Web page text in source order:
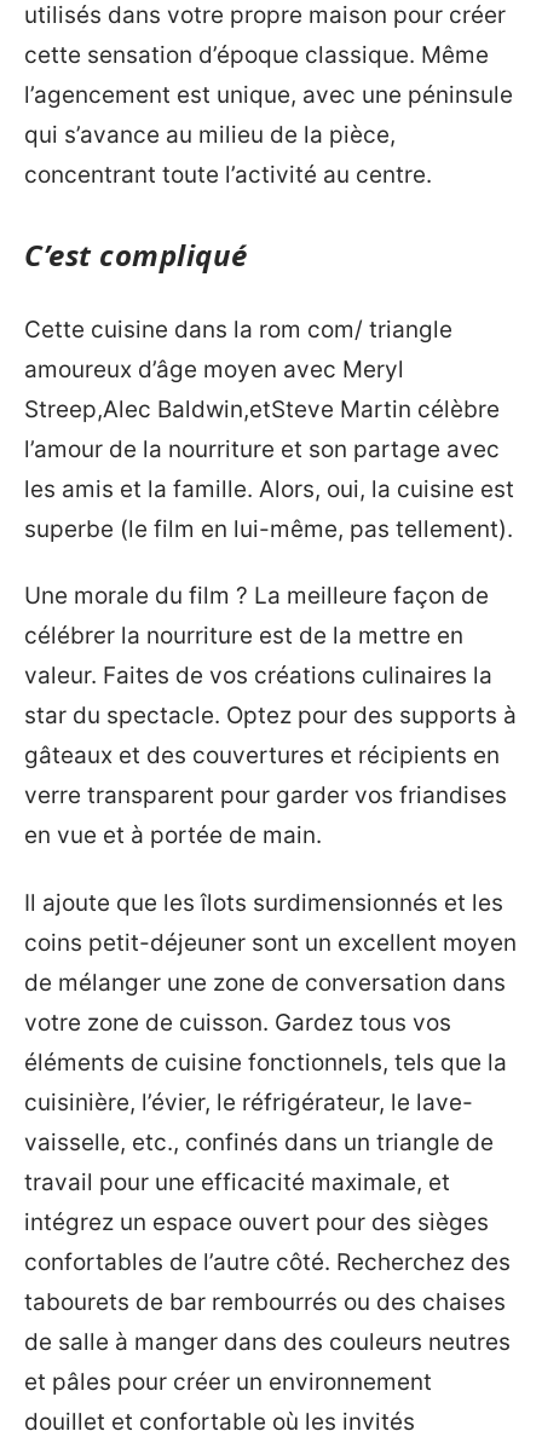
utilisés dans votre propre maison pour créer
cette sensation d’époque classique. Même
l’agencement est unique, avec une péninsule
qui s’avance au milieu de la pièce,
concentrant toute l’activité au centre.
C’est compliqué
Cette cuisine dans la rom com/ triangle
amoureux d’âge moyen avec Meryl
Streep,Alec Baldwin,etSteve Martin célèbre
l’amour de la nourriture et son partage avec
les amis et la famille. Alors, oui, la cuisine est
superbe (le film en lui-même, pas tellement).
Une morale du film ? La meilleure façon de
célébrer la nourriture est de la mettre en
valeur. Faites de vos créations culinaires la
star du spectacle. Optez pour des supports à
gâteaux et des couvertures et récipients en
verre transparent pour garder vos friandises
en vue et à portée de main.
Il ajoute que les îlots surdimensionnés et les
coins petit-déjeuner sont un excellent moyen
de mélanger une zone de conversation dans
votre zone de cuisson. Gardez tous vos
éléments de cuisine fonctionnels, tels que la
cuisinière, l’évier, le réfrigérateur, le lave-
vaisselle, etc., confinés dans un triangle de
travail pour une efficacité maximale, et
intégrez un espace ouvert pour des sièges
confortables de l’autre côté. Recherchez des
tabourets de bar rembourrés ou des chaises
de salle à manger dans des couleurs neutres
et pâles pour créer un environnement
douillet et confortable où les invités